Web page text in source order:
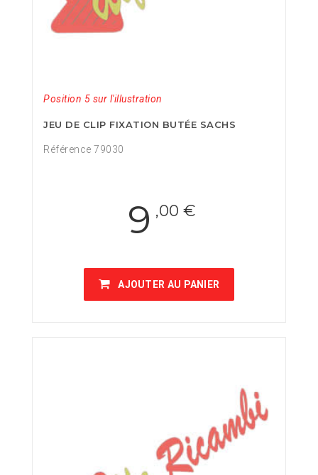
Position 5 sur l'illustration
JEU DE CLIP FIXATION BUTÉE SACHS
Référence 79030
9 ,00 €
AJOUTER AU PANIER